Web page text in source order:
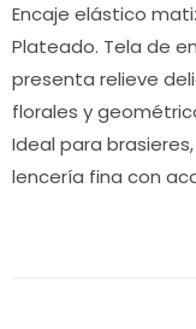
Encaje elástico
Plateado. Tela de
presenta relieve
florales y
Ideal para
lencería fina con